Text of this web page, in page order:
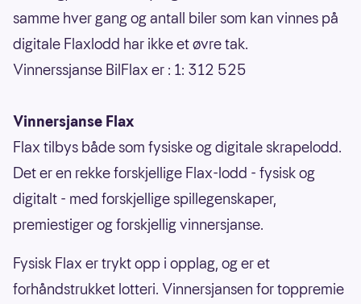
samme hver gang og antall biler som kan vinnes på
digitale Flaxlodd har ikke et øvre tak.
Vinnerssjanse BilFlax er : 1: 312 525
Vinnersjanse Flax
Flax tilbys både som fysiske og digitale skrapelodd.
Det er en rekke forskjellige Flax-lodd - fysisk og
digitalt - med forskjellige spillegenskaper,
premiestiger og forskjellig vinnersjanse.
Fysisk Flax er trykt opp i opplag, og er et
forhåndstrukket lotteri. Vinnersjansen for toppremie